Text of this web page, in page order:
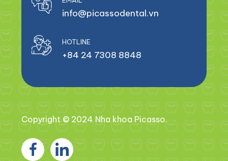
info@picassodental.vn
HOTLINE
+84 24 7308 8848
Copyright © 2024 Nha khoa Picasso.